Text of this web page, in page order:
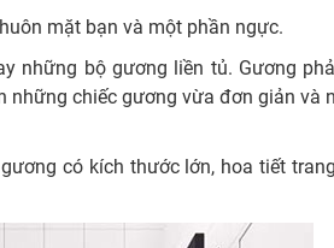
mặt bạn và một phần ngực.
những bộ gương liền tủ. Gương
những chiếc gương vừa đơn giản và
có kích thước lớn, hoa tiết